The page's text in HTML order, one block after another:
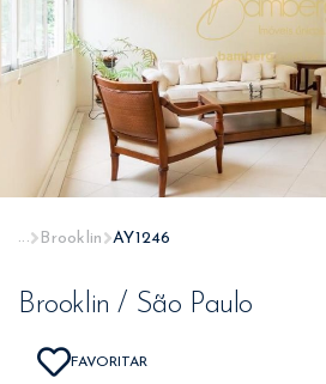
... Brooklin AY1246
Brooklin / São Paulo
FAVORITAR